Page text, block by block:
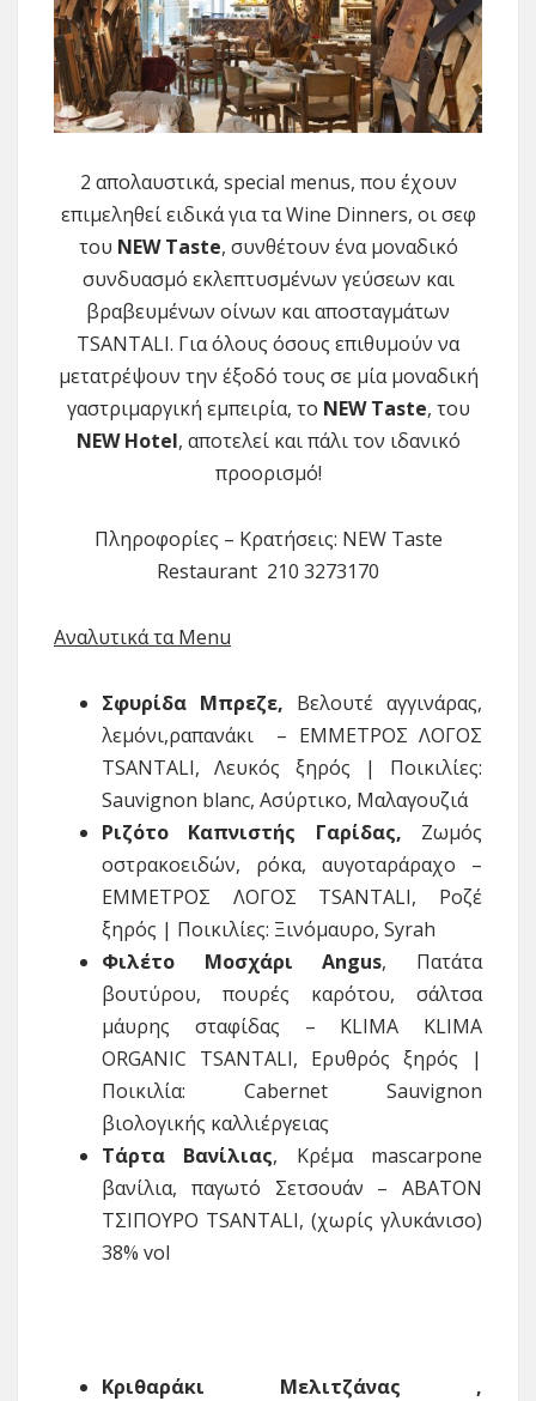
2 απολαυστικά, special menus, που έχουν
επιμεληθεί ειδικά για τα Wine Dinners, οι σεφ
του NEW Taste, συνθέτουν ένα μοναδικό
συνδυασμό εκλεπτυσμένων γεύσεων και
βραβευμένων οίνων και αποσταγμάτων
TSANTALI. Για όλους όσους επιθυμούν να
μετατρέψουν την έξοδό τους σε μία μοναδική
γαστριμαργική εμπειρία, το NEW Taste, του
NEW Hotel, αποτελεί και πάλι τον ιδανικό
προορισμό!
Πληροφορίες – Κρατήσεις: NEW Taste
Restaurant 210 3273170
Αναλυτικά ταMenu
Σφυρίδα Μπρεζε, Βελουτέ αγγινάρας,
λεμόνι,ραπανάκι – ΕΜΜΕΤΡΟΣ ΛΟΓΟΣ
TSANTALI, Λευκός ξηρός | Ποικιλίες:
Sauvignon blanc, Ασύρτικο, Μαλαγουζιά
Ριζότο Καπνιστής Γαρίδας, Ζωμός
οστρακοειδών, ρόκα, αυγοταράραχο –
ΕΜΜΕΤΡΟΣ ΛΟΓΟΣ TSANTALI, Ροζέ
ξηρός | Ποικιλίες: Ξινόμαυρο, Syrah
Φιλέτο ΜοσχάριAngus, Πατάτα
βουτύρου, πουρές καρότου, σάλτσα
μάυρης σταφίδας – KLIMA KLIMA
ORGANIC TSANTALI, Ερυθρός ξηρός |
Ποικιλία: Cabernet Sauvignon
βιολογικής καλλιέργειας
Τάρτα Βανίλιας, Κρέμα mascarpone
βανίλια, παγωτό Σετσουάν – ΑΒΑΤΟΝ
ΤΣΙΠΟΥΡΟ TSANTALI, (χωρίς γλυκάνισο)
38% vol
Κριθαράκι Μελιτζάνας ,